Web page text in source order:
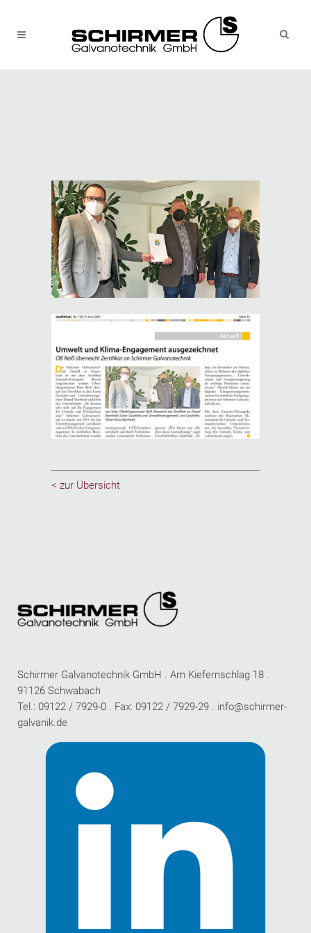
< zur Übersicht
Schirmer Galvanotechnik GmbH . Am Kiefernschlag 18 .
91126 Schwabach
Tel.: 09122 / 7929-0 . Fax: 09122 / 7929-29 . info@schirmer-
galvanik.de